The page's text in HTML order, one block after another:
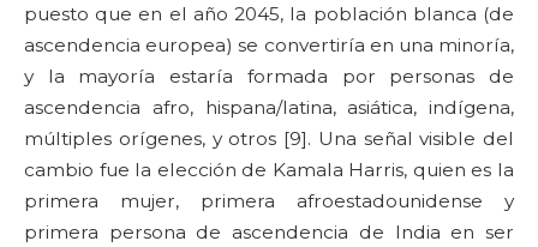
puesto que en el año 2045, la población blanca (de
ascendencia europea) se convertiría en una minoría,
y la mayoría estaría formada por personas de
ascendencia afro, hispana/latina, asiática, indígena,
múltiples orígenes, y otros [9]. Una señal visible del
cambio fue la elección de Kamala Harris, quien es la
primera mujer, primera afroestadounidense y
primera persona de ascendencia de India en ser